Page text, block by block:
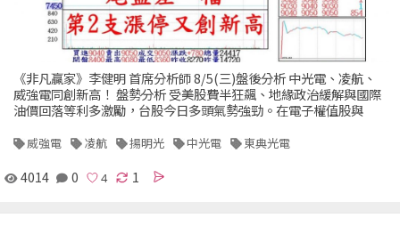
《非凡贏家》李健明 首席分析師 8/5(三)盤後分析 中光電、凌航、
威強電同創新高！ 盤勢分析 受美股費半狂飆、地緣政治緩解與國際
油價回落等利多激勵，台股今日多頭氣勢強勁。在電子權值股與
威強電 凌航 揚明光 中光電 東典光電
4014 0 1